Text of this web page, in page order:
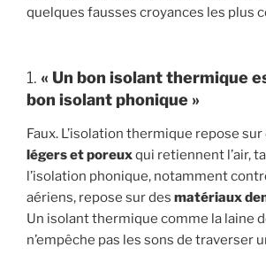
quelques fausses croyances les plus
1. « Un bon isolant thermique
bon isolant phonique »
Faux. L’isolation thermique repose sur
légers et poreuxqui retiennent l’air,
l’isolation phonique, notamment
aériens, repose sur des matériaux
Un isolant thermique comme la laine
n’empêche pas les sons de traverser